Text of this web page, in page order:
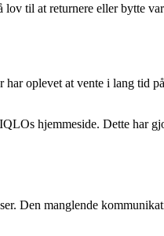
til at returnere eller bytte
oplevet at vente i lang tid
hjemmeside. Dette har
Den manglende